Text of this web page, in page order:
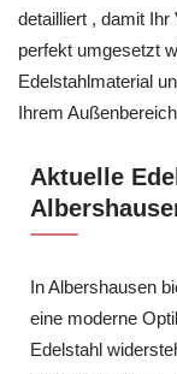
detailliert , damit
perfekt umgesetzt
Edelstahlmaterial
Ihrem
Aktuelle
In Albershausen
eine moderne
Edelstahl